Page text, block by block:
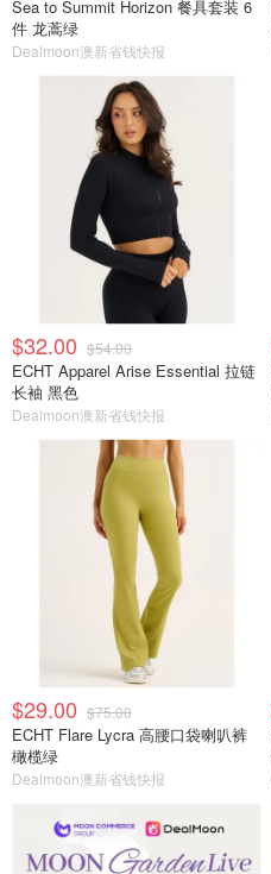
Sea to Summit Horizon 餐具套装 6
件 龙蒿绿
Dealmoon澳新省钱快报
$32.00 $54.00
ECHT Apparel Arise Essential 拉链
长袖 黑色
Dealmoon澳新省钱快报
$29.00 $75.00
ECHT Flare Lycra 高腰口袋喇叭裤
橄榄绿
Dealmoon澳新省钱快报